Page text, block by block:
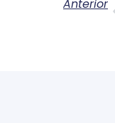
Anterior